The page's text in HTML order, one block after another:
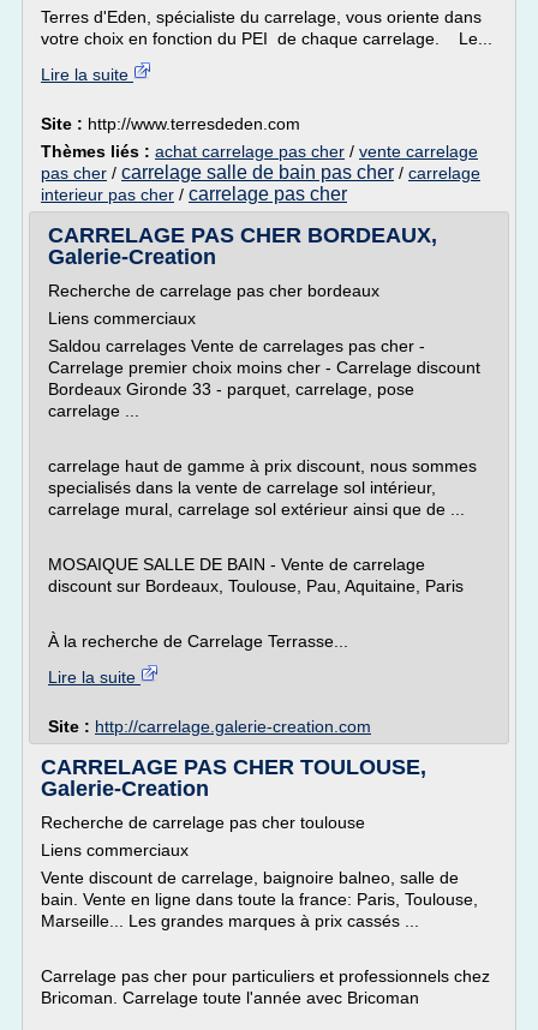
Terres d'Eden, spécialiste du carrelage, vous oriente dans
votre choix en fonction du PEI de chaque carrelage. Le...
Lire la suite
Site : http://www.terresdeden.com
Thèmes liés : achat carrelage pas cher / vente carrelage
pas cher / carrelage salle de bain pas cher / carrelage
interieur pas cher / carrelage pas cher
CARRELAGE PAS CHER BORDEAUX,
Galerie-Creation
Recherche de carrelage pas cher bordeaux
Liens commerciaux
Saldou carrelages Vente de carrelages pas cher -
Carrelage premier choix moins cher - Carrelage discount
Bordeaux Gironde 33 - parquet, carrelage, pose
carrelage ...
carrelage haut de gamme à prix discount, nous sommes
specialisés dans la vente de carrelage sol intérieur,
carrelage mural, carrelage sol extérieur ainsi que de ...
MOSAIQUE SALLE DE BAIN - Vente de carrelage
discount sur Bordeaux, Toulouse, Pau, Aquitaine, Paris
À la recherche de Carrelage Terrasse...
Lire la suite
Site : http://carrelage.galerie-creation.com
CARRELAGE PAS CHER TOULOUSE,
Galerie-Creation
Recherche de carrelage pas cher toulouse
Liens commerciaux
Vente discount de carrelage, baignoire balneo, salle de
bain. Vente en ligne dans toute la france: Paris, Toulouse,
Marseille... Les grandes marques à prix cassés ...
Carrelage pas cher pour particuliers et professionnels chez
Bricoman. Carrelage toute l'année avec Bricoman